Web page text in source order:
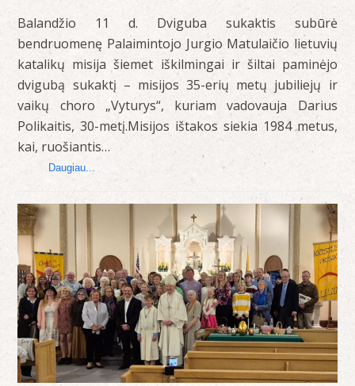
Balandžio 11 d. Dviguba sukaktis subūrė
bendruomenę Palaimintojo Jurgio Matulaičio lietuvių
katalikų misija šiemet iškilmingai ir šiltai paminėjo
dvigubą sukaktį – misijos 35-erių metų jubiliejų ir
vaikų choro „Vyturys“, kuriam vadovauja Darius
Polikaitis, 30-metį.Misijos ištakos siekia 1984 metus,
kai, ruošiantis…
Daugiau...